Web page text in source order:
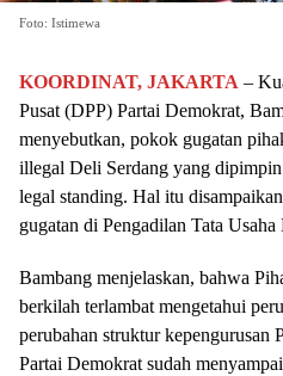
Foto: Istimewa
KOORDINAT, JAKARTA –
Pusat (DPP) Partai Demokrat,
menyebutkan, pokok gugatan
illegal Deli Serdang yang
legal standing. Hal itu
gugatan di Pengadilan Tata
Bambang menjelaskan, bahwa
berkilah terlambat mengetahui
perubahan struktur kepengurusan
Partai Demokrat sudah